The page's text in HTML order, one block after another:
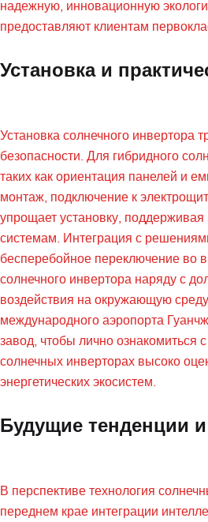
надежную, инновационную
предоставляют клиентам
Установка и
Установка солнечного инвертора
безопасности. Для гибридного
таких как ориентация панелей и
монтаж, подключение к
упрощает установку,
системам. Интеграция с
бесперебойное переключение во
солнечного инвертора наряду с
воздействия на окружающую
международного аэропорта
завод, чтобы лично
солнечных инверторах высоко
энергетических экосистем.
Будущие тенденции
В перспективе технология
переднем крае интеграции